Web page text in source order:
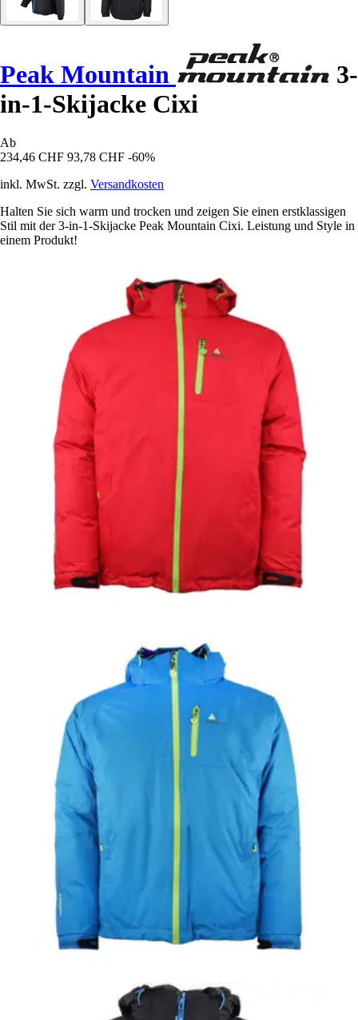
Peak Mountain
3-
in-1-Skijacke Cixi
Ab
234,46 CHF 93,78 CHF -60%
inkl. MwSt. zzgl. Versandkosten
Halten Sie sich warm und trocken und zeigen Sie einen erstklassigen
Stil mit der 3-in-1-Skijacke Peak Mountain Cixi. Leistung und Style in
einem Produkt!